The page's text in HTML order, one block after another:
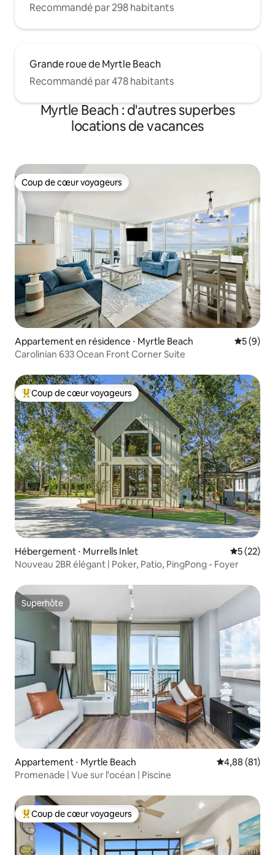
Recommandé par 298 habitants
Grande roue de Myrtle Beach
Recommandé par 478 habitants
Myrtle Beach : d'autres superbes
locations de vacances
Coup de cœur voyageurs
Coup de cœur voyageurs
Appartement en résidence ⋅ Myrtle Beach
5 (9)
Carolinian 633 Ocean Front Corner Suite
Coups de cœur voyageurs les plus appréciés
Coup de cœur voyageurs
Hébergement ⋅ Murrells Inlet
5 (22)
Nouveau 2BR élégant | Poker, Patio, PingPong - Foyer
Superhôte
Superhôte
Appartement ⋅ Myrtle Beach Évaluation
4,88 (81)
Promenade | Vue sur l'océan | Piscine
Coups de cœur voyageurs les plus appréciés
Coup de cœur voyageurs